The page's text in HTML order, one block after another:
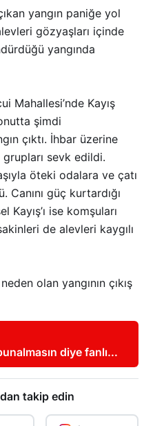
yangın paniğe yol
gözyaşları içinde
yangında
Mahallesi’nde Kayış
şimdi
çıktı. İhbar üzerine
sevk edildi.
öteki odalara ve çatı
Canını güç kurtardığı
Kayış’ı ise komşuları
de alevleri kaygılı
olan yangının çıkış
diye fanlı
takip edin